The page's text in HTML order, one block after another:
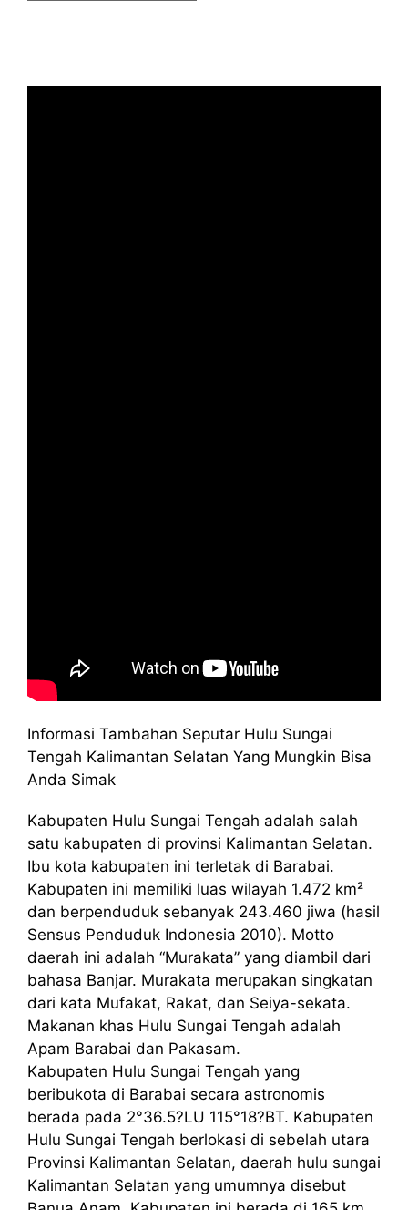
Informasi Tambahan Seputar Hulu Sungai
Tengah Kalimantan Selatan Yang Mungkin Bisa
Anda Simak
Kabupaten Hulu Sungai Tengah adalah salah
satu kabupaten di provinsi Kalimantan Selatan.
Ibu kota kabupaten ini terletak di Barabai.
Kabupaten ini memiliki luas wilayah 1.472 km²
dan berpenduduk sebanyak 243.460 jiwa (hasil
Sensus Penduduk Indonesia 2010). Motto
daerah ini adalah “Murakata” yang diambil dari
bahasa Banjar. Murakata merupakan singkatan
dari kata Mufakat, Rakat, dan Seiya-sekata.
Makanan khas Hulu Sungai Tengah adalah
Apam Barabai dan Pakasam.
Kabupaten Hulu Sungai Tengah yang
beribukota di Barabai secara astronomis
berada pada 2°36.5?LU 115°18?BT. Kabupaten
Hulu Sungai Tengah berlokasi di sebelah utara
Provinsi Kalimantan Selatan, daerah hulu sungai
Kalimantan Selatan yang umumnya disebut